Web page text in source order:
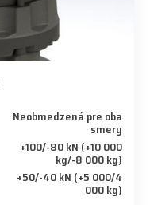
Neobmedzená pre oba
smery
+100/-80 kN (+10 000
kg/-8 000 kg)
+50/-40 kN (+5 000/4
000 kg)